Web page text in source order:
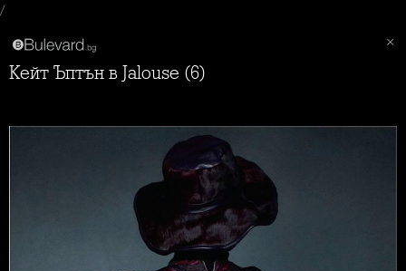
/
Кейт Ъптън в Jalouse (6)